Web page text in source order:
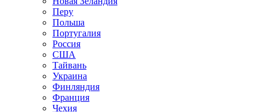
Перу
Польша
Португалия
Россия
США
Тайвань
Украина
Финляндия
Франция
Чехия